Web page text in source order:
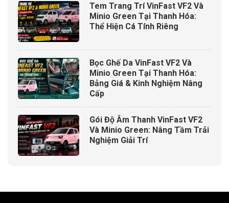
Tem Trang Trí VinFast VF2 Và
Minio Green Tại Thanh Hóa:
Thể Hiện Cá Tính Riêng
Bọc Ghế Da VinFast VF2 Và
Minio Green Tại Thanh Hóa:
Bảng Giá & Kinh Nghiệm Nâng
Cấp
Gói Độ Âm Thanh VinFast VF2
Và Minio Green: Nâng Tầm Trải
Nghiệm Giải Trí